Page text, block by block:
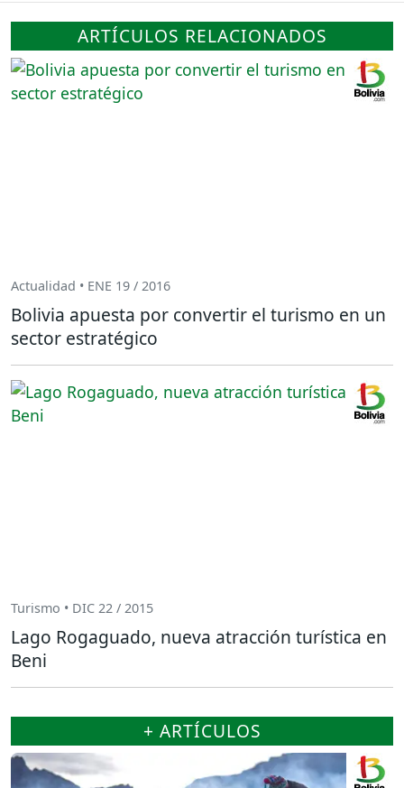
ARTÍCULOS RELACIONADOS
Actualidad • ENE 19 / 2016
Bolivia apuesta por convertir el turismo en un
sector estratégico
Turismo • DIC 22 / 2015
Lago Rogaguado, nueva atracción turística en
Beni
+ ARTÍCULOS